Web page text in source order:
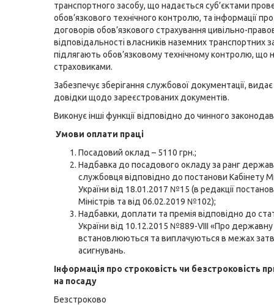
транспортного засобу, що надається суб’єктами
обов’язкового технічного контролю, та інформації
договорів обов’язкового страхування цивільно-
відповідальності власників наземних транспортних
підлягають обов’язковому технічному контролю, що
страховиками.
Забезпечує зберігання службової документації, видає
довідки щодо зареєстрованих документів.
Виконує інші функції відповідно до чинного
Умови оплати праці
Посадовий оклад – 5110 грн.;
Надбавка до посадового окладу за ранг
службовця відповідно до постанови Кабінету
України від 18.01.2017 №15 (в редакції
Міністрів та від 06.02.2019 №102);
Надбавки, доплати та премія відповідно до
України від 10.12.2015 №889-VIII «Про державну
встановлюються та виплачуються в межах
асигнувань.
Інформація про строковість чи безстроковість
на посаду
Безстроково